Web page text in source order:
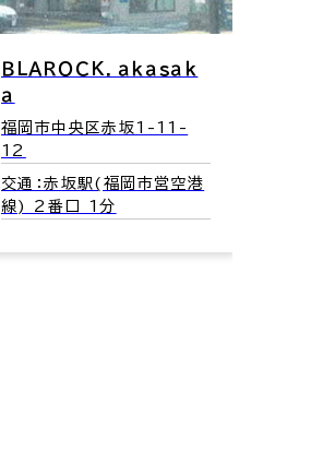
ＢＬＡＲＯＣＫ．ａｋａｓａｋ
ａ
福岡市中央区赤坂1-11-
12
交通：赤坂駅(福岡市営空港
線) 2番口 1分